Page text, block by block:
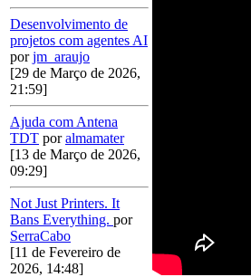
Desenvolvimento de
projetos com agentes AI
porjm_araujo
[29 de Março de 2026,
21:59]
Ajuda com Antena
TDT poralmamater
[13 de Março de 2026,
09:29]
Not Just Printers. It
Bans Everything. por
SerraCabo
[11 de Fevereiro de
2026, 14:48]